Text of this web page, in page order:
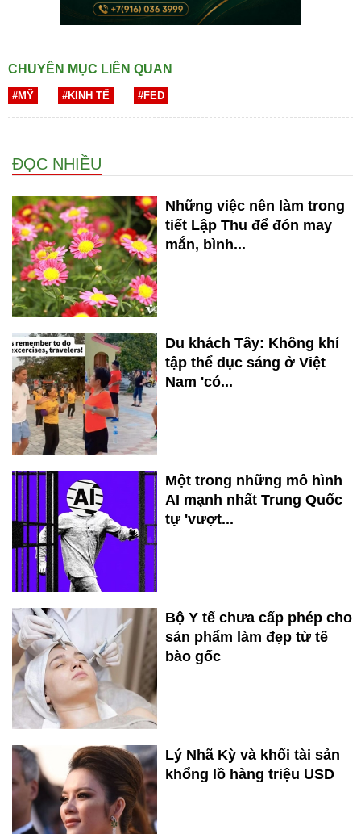
CHUYÊN MỤC LIÊN QUAN
#MỸ #KINH TẾ #FED
ĐỌC NHIỀU
Những việc nên làm trong
tiết Lập Thu để đón may
mắn, bình...
Du khách Tây: Không khí
tập thể dục sáng ở Việt
Nam 'có...
Một trong những mô hình
AI mạnh nhất Trung Quốc
tự 'vượt...
Bộ Y tế chưa cấp phép cho
sản phẩm làm đẹp từ tế
bào gốc
Lý Nhã Kỳ và khối tài sản
khổng lồ hàng triệu USD